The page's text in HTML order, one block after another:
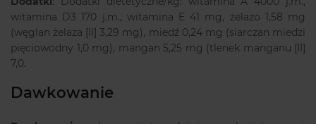
witamina D3 170 j.m., witamina E 41 mg, żelazo 1,58 mg
(węglan żelaza [II] 3,29 mg), miedź 0,24 mg (siarczan miedzi
pięciowodny 1,0 mg), mangan 5,25 mg (tlenek manganu [II]
7,0.
Dawkowanie